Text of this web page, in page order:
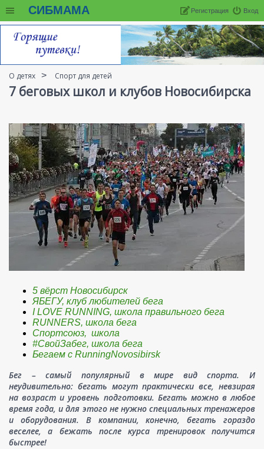
СИБМАМА Вход
Регистрация
О детях Спорт для детей
7 беговых школ и клубов Новосибирска
5 вёрст Новосибирск
ЯБЕГУ, клуб любителей бега
I LOVE RUNNING, школа правильного бега
RUNNERS, школа бега
Спортсоюз, школа
#СвойЗабег, школа бега
Бегаем с RunningNovosibirsk
Бег – самый популярный в мире вид спорта. И
неудивительно: бегать могут практически все, невзирая
на возраст и уровень подготовки. Бегать можно в любое
время года, и для этого не нужно специальных тренажеров
и оборудования. В компании, конечно, бегать гораздо
веселее, а бежать после курса тренировок получится
быстрее!